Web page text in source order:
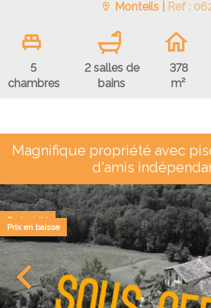
Monteils | Ref :
5
chambres
2 salles de
bains
378
m²
Magnifique propriété avec
d'amis
Exclusivité
Prix en baisse